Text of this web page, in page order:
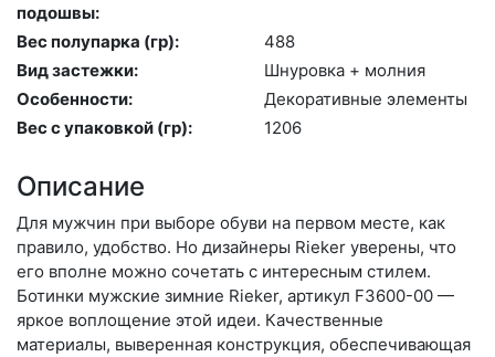
подошвы:
Вес полупарка (гр):
488
Вид застежки:
Шну­ров­ка + мол­ния
Особенности:
Де­кора­тив­ные эле­мен­ты
Вес с упаковкой (гр):
1206
Описание
Для мужчин при выборе обуви на первом месте, как
правило, удобство. Но дизайнеры Rieker уверены, что
его вполне можно сочетать с интересным стилем.
Ботинки мужские зимние Rieker, артикул F3600-00 —
яркое воплощение этой идеи. Качественные
материалы, выверенная конструкция, обеспечивающая